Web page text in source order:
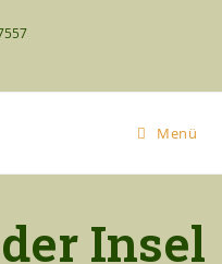
Menü
Insel